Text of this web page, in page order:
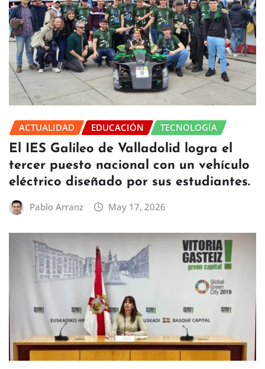
ACTUALIDAD EDUCACIÓN TECNOLOGÍA
El IES Galileo de Valladolid logra el
tercer puesto nacional con un vehículo
eléctrico diseñado por sus estudiantes.
Pablo Arranz May 17, 2026